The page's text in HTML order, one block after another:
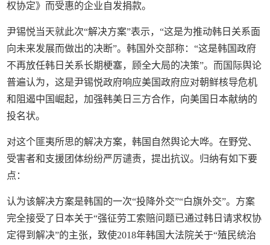
权协定》而受惠的企业自发捐款。
尹锡悦当天就此次“解决方案”表示，“这是为推动韩日关系面
向未来发展而做出的决断”。韩国外交部称：“这是韩国政府
不再放任韩日关系长期梗塞，顾全大局的决策”。而国际舆论
普遍认为，这是尹锡悦政府响应美国政府应对朝鲜核导危机
和阻遏中国崛起，加强韩美日三方合作，向美国日本献纳的
投名状。
对这个匪夷所思的解决方案，韩国自然舆论大哗。在野党、
受害者和支援团体纷纷严厉谴责，提出抗议。归纳有如下要
点：
认为该解决方案是韩国的一次“投降外交”“白旗外交”。方案
完全接受了日本关于“强征劳工索赔问题已通过韩日请求权协
定得到解决”的主张，致使2018年韩国大法院关于“殖民统治